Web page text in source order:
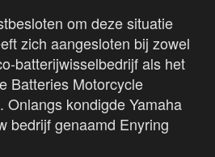
om deze situatie
zich aangesloten bij zowel
batterijwisselbedrijf als het
Batteries Motorcycle
Onlangs kondigde Yamaha
bedrijf genaamd Enyring